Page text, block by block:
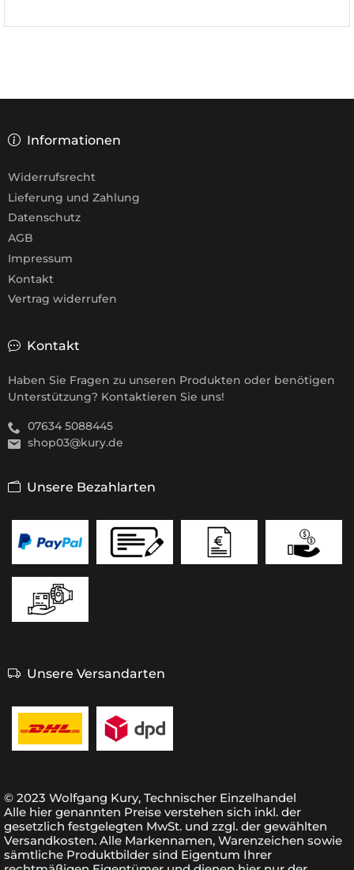
Informationen
Widerrufsrecht
Lieferung und Zahlung
Datenschutz
AGB
Impressum
Kontakt
Vertrag widerrufen
Kontakt
Haben Sie Fragen zu unseren Produkten oder benötigen
Unterstützung? Kontaktieren Sie uns!
07634 5088445
shop03@kury.de
Unsere Bezahlarten
Unsere Versandarten
© 2023 Wolfgang Kury, Technischer Einzelhandel
Alle hier genannten Preise verstehen sich inkl. der
gesetzlich festgelegten MwSt. und zzgl. der gewählten
Versandkosten. Alle Markennamen, Warenzeichen sowie
sämtliche Produktbilder sind Eigentum Ihrer